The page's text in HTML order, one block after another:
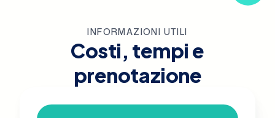
INFORMAZIONI UTILI
Costi, tempi e
prenotazione